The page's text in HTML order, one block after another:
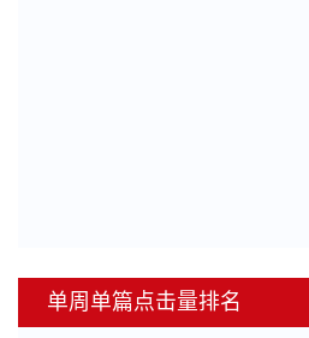
单周单篇点击量排名